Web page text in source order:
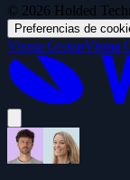
© 2026 Holded
Preferencias de
Visma GroupVisma